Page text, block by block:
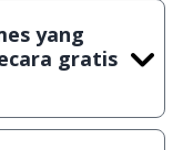
yang
gratis
& games yang